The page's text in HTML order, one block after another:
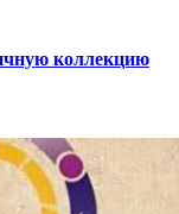
коллекцию